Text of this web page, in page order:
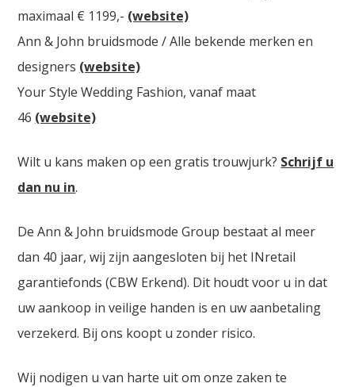
maximaal € 1199,- (website)
Ann & John bruidsmode / Alle bekende merken en
designers (website)
Your Style Wedding Fashion, vanaf maat
46 (website)
Wilt u kans maken op een gratis trouwjurk? Schrijf u
dan nu in.
De Ann & John bruidsmode Group bestaat al meer
dan 40 jaar, wij zijn aangesloten bij het INretail
garantiefonds (CBW Erkend). Dit houdt voor u in dat
uw aankoop in veilige handen is en uw aanbetaling
verzekerd. Bij ons koopt u zonder risico.
Wij nodigen u van harte uit om onze zaken te